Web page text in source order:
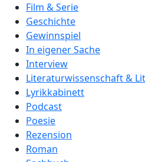
Film & Serie
Geschichte
Gewinnspiel
In eigener Sache
Interview
Literaturwissenschaft &
Lyrikkabinett
Podcast
Poesie
Rezension
Roman